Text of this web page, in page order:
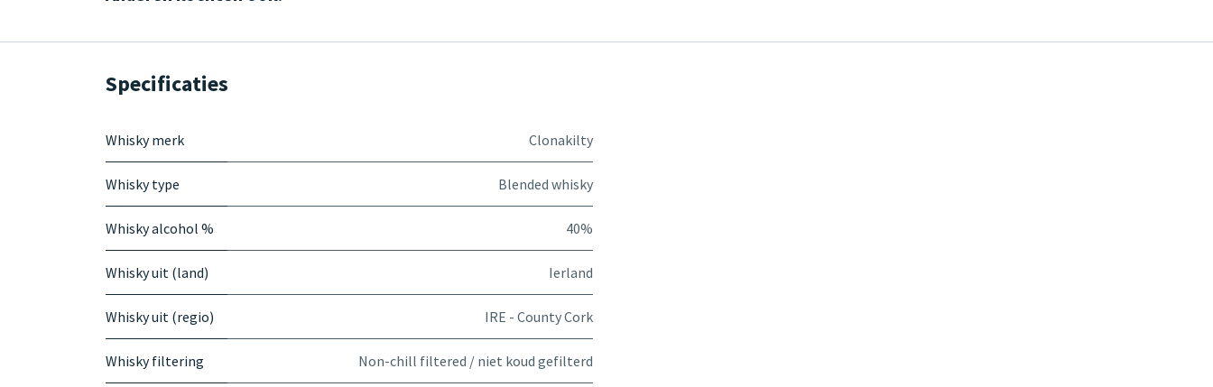
Specificaties
Whisky merk Clonakilty
Whisky type Blended whisky
Whisky alcohol % 40%
Whisky uit (land) Ierland
Whisky uit (regio) IRE - County Cork
Whisky filtering Non-chill filtered / niet koud gefilterd